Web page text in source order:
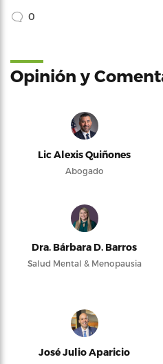
0
Opinión y
Lic Alexis Quiñones
Abogado
Dra. Bárbara D. Barros
Salud Mental & Menopausia
José Julio Aparicio